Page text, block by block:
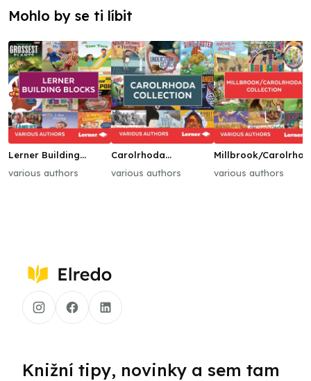
Mohlo by se ti líbit
Lerner Building
various authors
Carolrhoda
various authors
Millbrook/
various authors
Knižní tipy, novinky a sem tam